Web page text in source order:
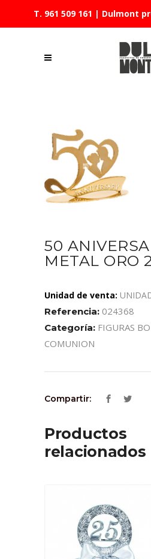
T. 961 509 161 | Dulmont
50
METAL ORO
Unidad de venta:
Referencia: 024368
Categoría: FIGURAS
COMUNION
Compartir:
Productos
relacionados